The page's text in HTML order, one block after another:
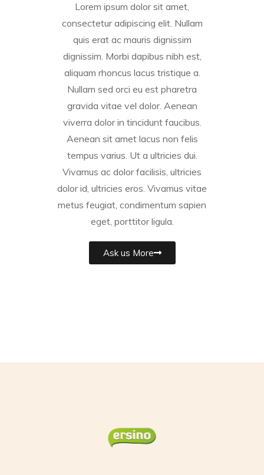
Lorem ipsum dolor sit amet,
consectetur adipiscing elit. Nullam
quis erat ac mauris dignissim
dignissim. Morbi dapibus nibh est,
aliquam rhoncus lacus tristique a.
Nullam sed orci eu est pharetra
gravida vitae vel dolor. Aenean
viverra dolor in tincidunt faucibus.
Aenean sit amet lacus non felis
tempus varius. Ut a ultricies dui.
Vivamus ac dolor facilisis, ultricies
dolor id, ultricies eros. Vivamus vitae
metus feugiat, condimentum sapien
eget, porttitor ligula.
Ask us More